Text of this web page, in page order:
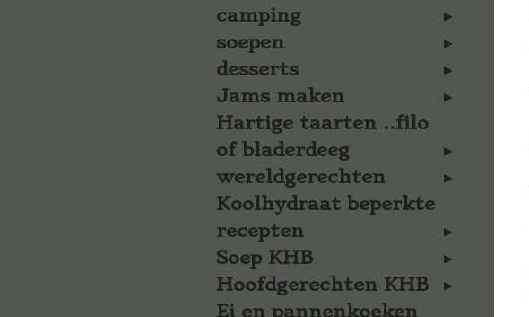
camping
soepen
desserts
Jams maken
Hartige taarten ..filo
of bladerdeeg
wereldgerechten
Koolhydraat beperkte
recepten
Soep KHB
Hoofdgerechten KHB
Ei en pannenkoeken